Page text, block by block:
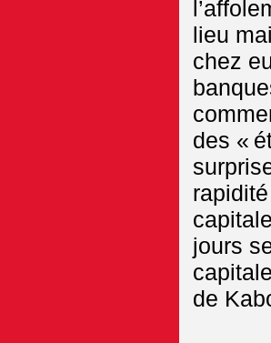
lieu
chez
des «
jours
de